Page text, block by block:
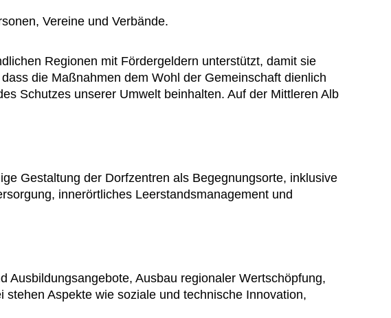
Vereine und Verbände.
Regionen mit Fördergeldern unterstützt, damit sie
die Maßnahmen dem Wohl der Gemeinschaft dienlich
Schutzes unserer Umwelt beinhalten. Auf der Mittleren Alb
Gestaltung der Dorfzentren als Begegnungsorte, inklusive
innerörtliches Leerstandsmanagement und
Ausbildungsangebote, Ausbau regionaler Wertschöpfung,
Aspekte wie soziale und technische Innovation,